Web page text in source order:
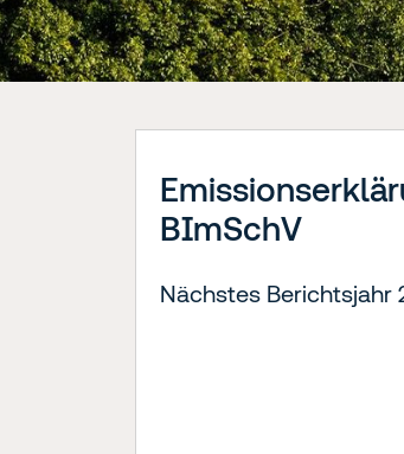
BImSchV
Nächstes Berichtsjahr